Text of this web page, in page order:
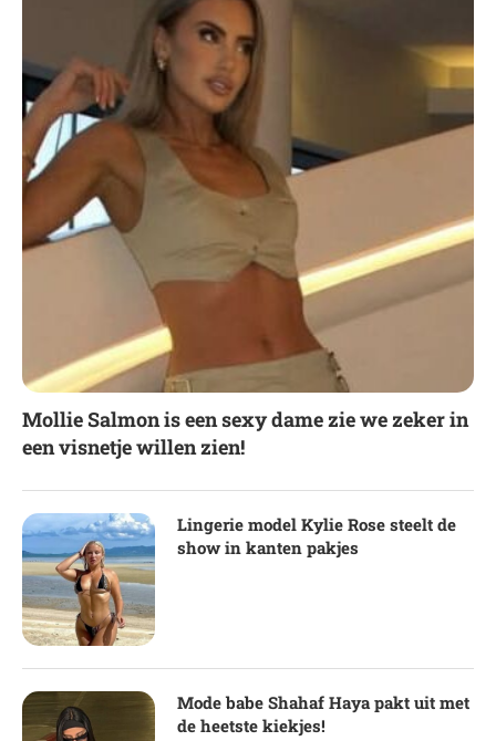
Mollie Salmon is een sexy dame zie we zeker in
een visnetje willen zien!
Lingerie model Kylie Rose steelt de
show in kanten pakjes
Mode babe Shahaf Haya pakt uit met
de heetste kiekjes!